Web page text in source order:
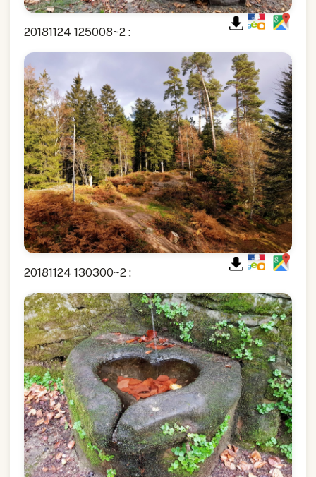
20181124 125008~2 :
20181124 130300~2 :